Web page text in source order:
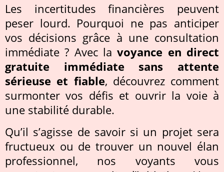
Les incertitudes financières peuvent
peser lourd. Pourquoi ne pas anticiper
vos décisions grâce à une consultation
immédiate ? Avec lavoyance en direct
gratuite immédiate sans attente
sérieuse et fiable, découvrez comment
surmonter vos défis et ouvrir la voie à
une stabilité durable.
Qu’il s’agisse de savoir si un projet sera
fructueux ou de trouver un nouvel élan
professionnel, nos voyants vous